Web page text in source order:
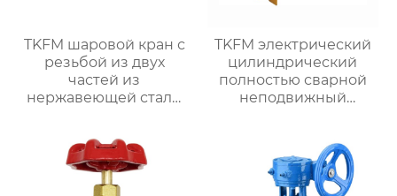
TKFM шаровой кран с
резьбой из двух
частей из
нержавеющей стали
TKFM электрический
цилиндрический
полностью сварной
неподвижный
добычи нефти и
природного газа